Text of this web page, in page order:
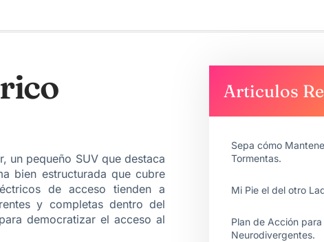
un pequeño SUV que destaca
bien estructurada que cubre
de acceso tienden a
y completas dentro del
democratizar el acceso al
Articulos
Sepa cómo
Tormentas.
Mi Pie el del otro
Plan de Acción
Neurodivergentes.